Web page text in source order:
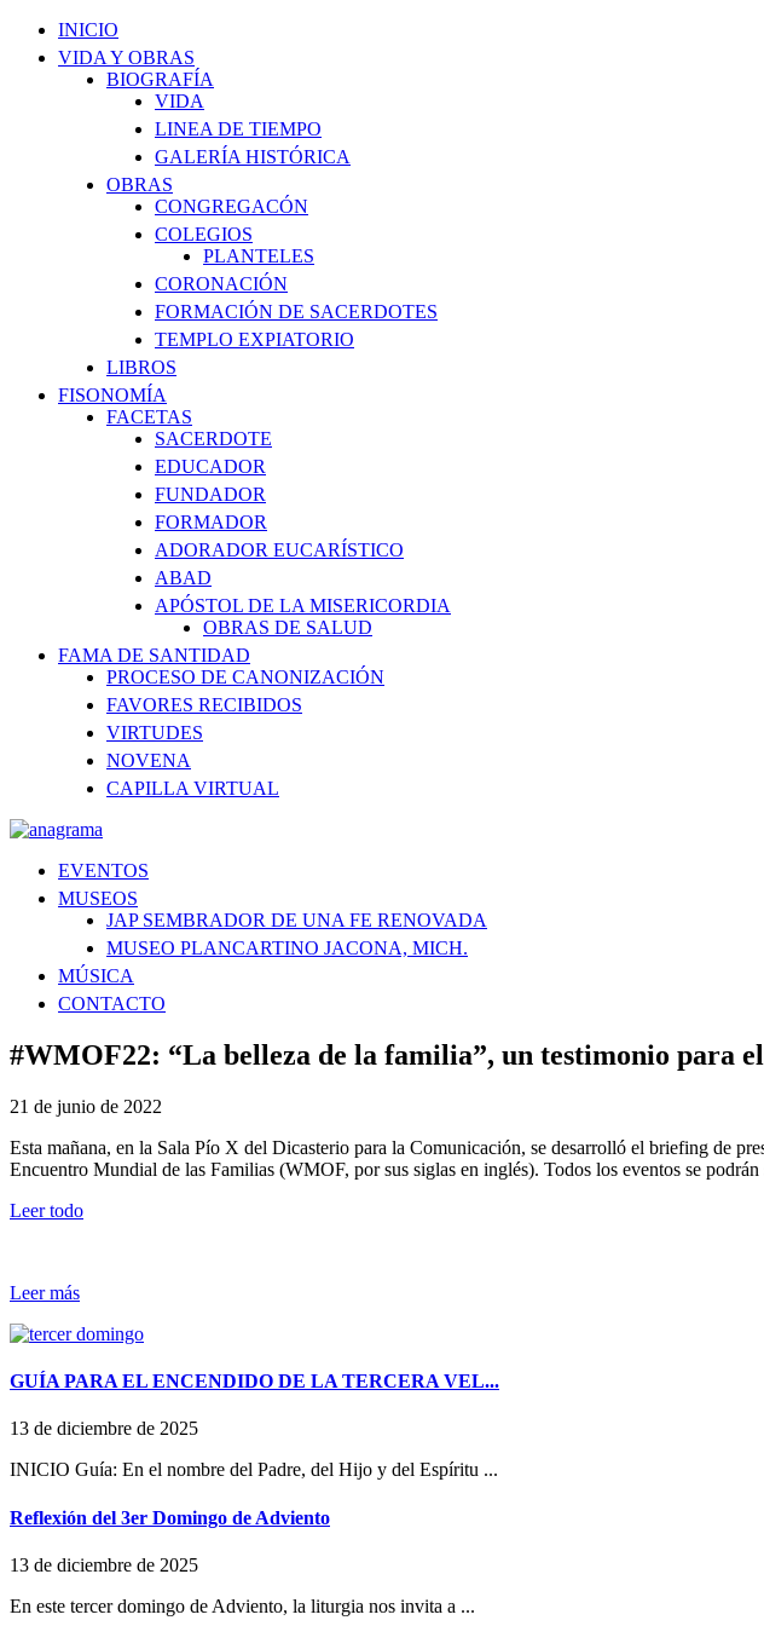
INICIO
VIDA Y OBRAS
BIOGRAFÍA
VIDA
LINEA DE TIEMPO
GALERÍA HISTÓRICA
OBRAS
CONGREGACÓN
COLEGIOS
PLANTELES
CORONACIÓN
FORMACIÓN DE SACERDOTES
TEMPLO EXPIATORIO
LIBROS
FISONOMÍA
FACETAS
SACERDOTE
EDUCADOR
FUNDADOR
FORMADOR
ADORADOR EUCARÍSTICO
ABAD
APÓSTOL DE LA MISERICORDIA
OBRAS DE SALUD
FAMA DE SANTIDAD
PROCESO DE CANONIZACIÓN
FAVORES RECIBIDOS
VIRTUDES
NOVENA
CAPILLA VIRTUAL
EVENTOS
MUSEOS
JAP SEMBRADOR DE UNA FE RENOVADA
MUSEO PLANCARTINO JACONA, MICH.
MÚSICA
CONTACTO
#WMOF22: “La belleza de la familia”, un testimonio para
21 de junio de 2022
Esta mañana, en la Sala Pío X del Dicasterio para la Comunicación, se desarrolló el briefing de
Encuentro Mundial de las Familias (WMOF, por sus siglas en inglés). Todos los eventos se
Leer todo
Leer más
GUÍA PARA EL ENCENDIDO DE LA TERCERA VEL...
13 de diciembre de 2025
INICIO Guía: En el nombre del Padre, del Hijo y del Espíritu ...
Reflexión del 3er Domingo de Adviento
13 de diciembre de 2025
En este tercer domingo de Adviento, la liturgia nos invita a ...